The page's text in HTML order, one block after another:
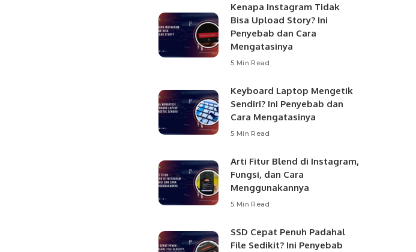
Kenapa Instagram Tidak
Bisa Upload Story? Ini
Penyebab dan Cara
Mengatasinya
5 Min Read
Keyboard Laptop Mengetik
Sendiri? Ini Penyebab dan
Cara Mengatasinya
5 Min Read
Arti Fitur Blend di Instagram,
Fungsi, dan Cara
Menggunakannya
5 Min Read
SSD Cepat Penuh Padahal
File Sedikit? Ini Penyebab